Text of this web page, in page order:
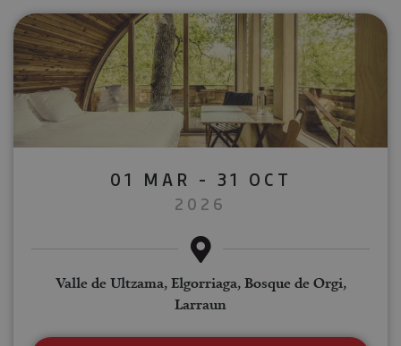
01 MAR - 31 OCT
2026
Valle de Ultzama, Elgorriaga, Bosque de Orgi,
Larraun